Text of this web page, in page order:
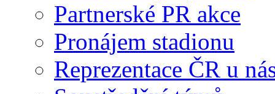
Partnerské PR akce
Pronájem stadionu
Reprezentace ČR u